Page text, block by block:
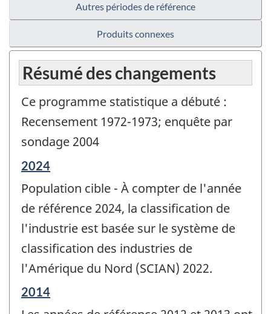
Autres périodes de référence
Produits connexes
Résumé des changements
Ce programme statistique a débuté :
Recensement 1972-1973; enquête par
sondage 2004
Période
référence
de
-
2024
Population cible - À compter de l'année
de référence 2024, la classification de
l'industrie est basée sur le système de
classification des industries de
l'Amérique du Nord (SCIAN) 2022.
Période
2014